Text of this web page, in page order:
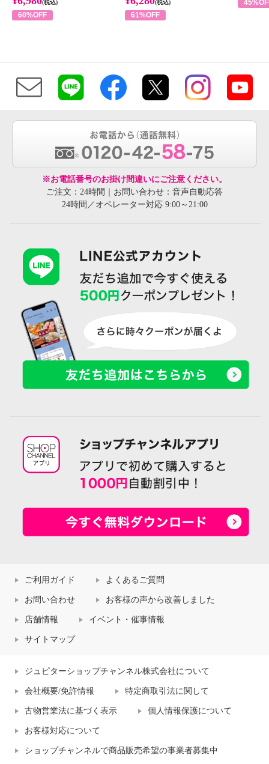
(税込)
60%OFF
(税込)
61%OFF
※お電話番号のお掛け間違いにご注意ください。
ご注文：24時間｜お問い合わせ：音声自動応答
24時間／オペレーター対応 9:00～21:00
ご利用ガイド よくあるご質問
お問い合わせ お客様の声から改善しました
店舗情報 イベント・催事情報
サイトマップ
ジュピターショップチャンネル株式会社について
会社概要/免許情報 特定商取引法に関して
古物営業法に基づく表示 個人情報保護について
お客様対応について
ショップチャンネルで商品販売希望の事業者募集中